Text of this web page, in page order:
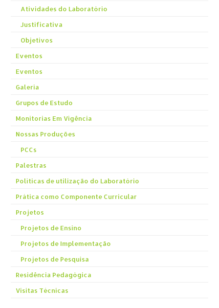
Atividades do Laboratório
Justificativa
Objetivos
Eventos
Eventos
Galeria
Grupos de Estudo
Monitorias Em Vigência
Nossas Produções
PCCs
Palestras
Políticas de utilização do Laboratório
Prática como Componente Curricular
Projetos
Projetos de Ensino
Projetos de Implementação
Projetos de Pesquisa
Residência Pedagógica
Visitas Técnicas